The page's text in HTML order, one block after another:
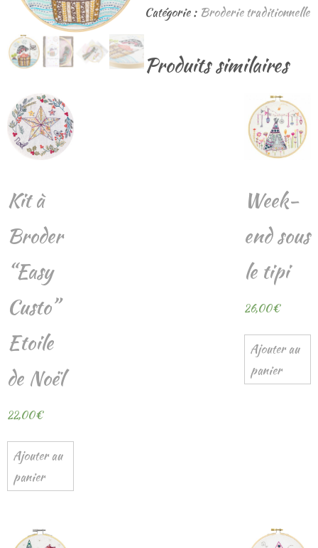
Catégorie : Broderie traditionnelle
Produits similaires
Kit à
Broder
“Easy
Custo”
Etoile
de Noël
22,00€
Ajouter au
panier
Week-
end sous
le tipi
26,00€
Ajouter au
panier